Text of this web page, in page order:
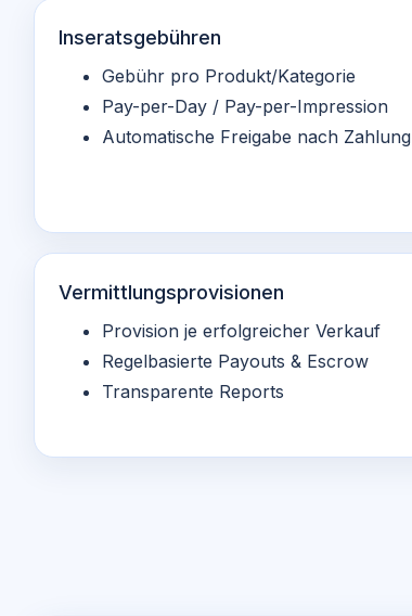
Inseratsgebühren
Gebühr pro Produkt/Kategorie
Pay-per-Day / Pay-per-Impression
Automatische Freigabe nach Zahlung
Vermittlungsprovisionen
Provision je erfolgreicher Verkauf
Regelbasierte Payouts & Escrow
Transparente Reports